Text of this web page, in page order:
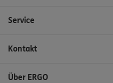
Service
Kontakt
Über ERGO